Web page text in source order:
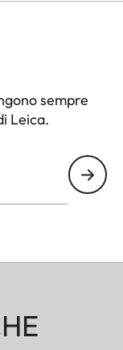
sempre
Leica.